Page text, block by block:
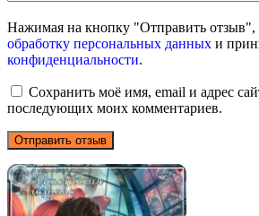
Нажимая на кнопку "Отправить отзыв",
обработку персональных данных и
конфиденциальности.
Сохранить моё имя, email и адрес
последующих моих комментариев.